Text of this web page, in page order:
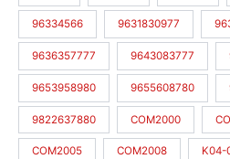
96334566 9631830977
9636357777 9643083777
9653958980 9655608780
9822637880 COM2000
COM2005 COM2008 K04-